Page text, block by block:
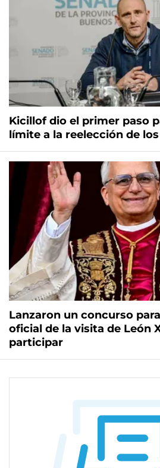
Kicillof dio el primer paso
límite a la reelección de
Lanzaron un concurso
oficial de la visita de León
participar